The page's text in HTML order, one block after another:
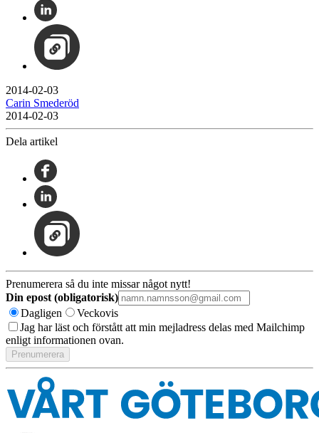
2014-02-03
Carin Smederöd
2014-02-03
Dela artikel
Prenumerera så du inte missar något nytt!
Din epost (obligatorisk)
Dagligen
Veckovis
Jag har läst och förstått att min mejladress delas med Mailchimp
enligt informationen ovan.